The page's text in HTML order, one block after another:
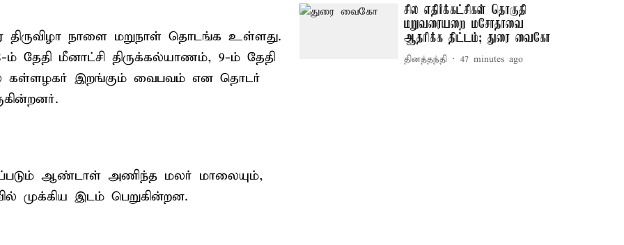
திருவிழா நாளை மறுநாள் தொடங்க உள்ளது.
தேதி மீனாட்சி திருக்கல்யாணம், 9-ம் தேதி
கள்ளழகர் இறங்கும் வைபவம் என தொடர்
ஆண்டாள் அணிந்த மலர் மாலையும்,
முக்கிய இடம் பெறுகின்றன.
சில எதிர்க்கட்சிகள் தொகுதி
மறுவரையறை மசோதாவை
ஆதரிக்க திட்டம்; துரை வைகோ
தினத்தந்தி 47 minutes ago